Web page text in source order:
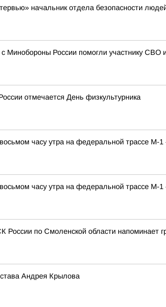
начальник отдела безопасности
Минобороны России помогли участнику СВО
отмечается День физкультурника
часу утра на федеральной трассе М-
часу утра на федеральной трассе М-
России по Смоленской области
Андрея Крылова